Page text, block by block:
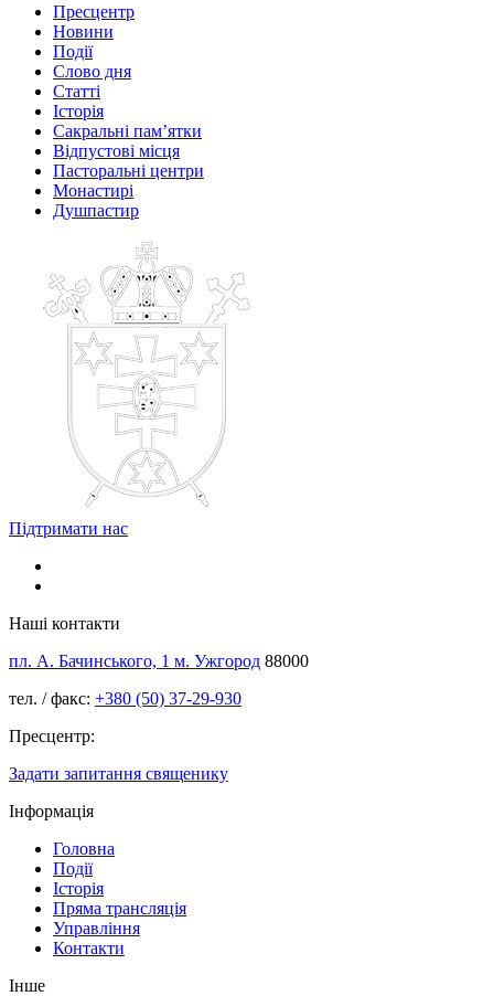
Пресцентр
Новини
Події
Слово дня
Статті
Історія
Сакральні пам’ятки
Відпустові місця
Пасторальні центри
Монастирі
Душпастир
Підтримати нас
Наші контакти
пл. А. Бачинського, 1 м. Ужгород 88000
тел. / факс: +380 (50) 37-29-930
Пресцентр:
Задати запитання священику
Інформація
Головна
Події
Історія
Пряма трансляція
Управління
Контакти
Інше